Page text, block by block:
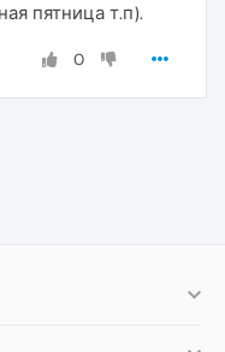
пятница т.п).
0